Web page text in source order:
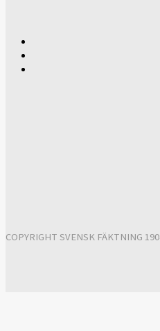
COPYRIGHT SVENSK FÄKTNING